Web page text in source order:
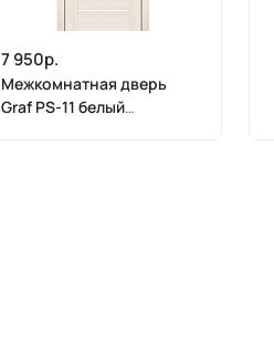
7 950р.
Межкомнатная дверь
Graf PS-11 белый